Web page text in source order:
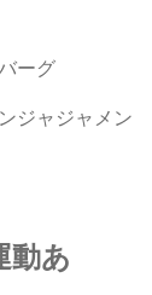
ーグ
ャジャメン
あ